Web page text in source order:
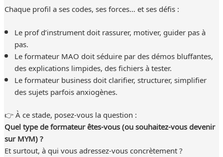
Chaque profil a ses codes, ses forces… et ses défis :
Le prof d’instrument doit rassurer, motiver, guider pas à
pas.
Le formateur MAO doit séduire par des démos bluffantes,
des explications limpides, des fichiers à tester.
Le formateur business doit clarifier, structurer, simplifier
des sujets parfois anxiogènes.
👉 À ce stade, posez-vous la question :
Quel type de formateur êtes-vous (ou souhaitez-vous devenir
sur MYM) ?
Et surtout, à qui vous adressez-vous concrètement ?